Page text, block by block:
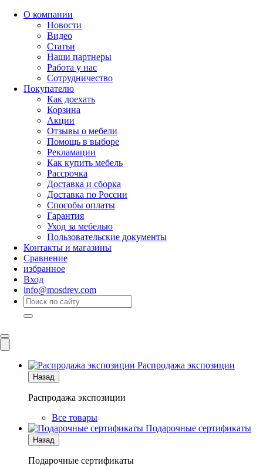
О компании
Новости
Видео
Статьи
Наши партнеры
Работа у нас
Сотрудничество
Покупателю
Как доехать
Корзина
Акции
Отзывы о мебели
Помощь в выборе
Рекламации
Как купить мебель
Рассрочка
Доставка и сборка
Доставка по России
Способы оплаты
Гарантия
Уход за мебелью
Пользовательские документы
Контакты и магазины
Сравнение
избранное
Вход
info@mosdrev.com
Распродажа экспозиции
Назад
Распродажа экспозиции
Все товары
Подарочные сертификаты
Назад
Подарочные сертификаты